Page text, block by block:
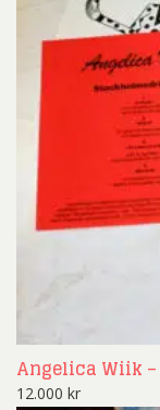
Angelica Wiik
12.000 kr